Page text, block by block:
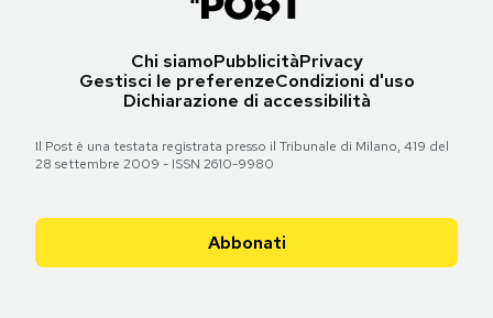
Chi siamoPubblicitàPrivacy
Gestisci le preferenzeCondizioni d'uso
Dichiarazione di accessibilità
Il Post è una testata registrata presso il Tribunale di Milano, 419 del
28 settembre 2009 - ISSN 2610-9980
Abbonati